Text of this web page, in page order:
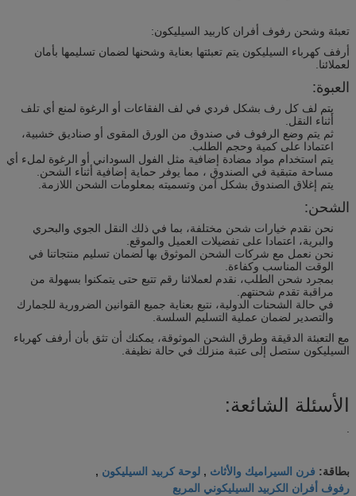
تعبئة وشحن رفوف أفران كاربيد السيليكون:
أرفف كهرباء السيليكون يتم تعبئتها بعناية وشحنها لضمان تسليمها بأمان
لعملائنا.
العبوة:
يتم لف كل رف بشكل فردي في لف الفقاعات أو الرغوة لمنع أي تلف
أثناء النقل.
ثم يتم وضع الرفوف في صندوق من الورق المقوى أو صناديق خشبية،
اعتمادا على كمية وحجم الطلب.
يتم استخدام مواد مضادة إضافية مثل الفول السوداني أو الرغوة لملء أي
مساحة متبقية في الصندوق ، مما يوفر حماية إضافية أثناء الشحن.
يتم إغلاق الصندوق بشكل آمن وتسميته بمعلومات الشحن اللازمة.
الشحن:
نحن نقدم خيارات شحن مختلفة، بما في ذلك النقل الجوي والبحري
والبرية، اعتمادا على تفضيلات العميل والموقع.
نحن نعمل مع شركات الشحن الموثوق بها لضمان تسليم منتجاتنا في
الوقت المناسب وكفاءة.
بمجرد شحن الطلب، نقدم لعملائنا رقم تتبع حتى يتمكنوا بسهولة من
مراقبة تقدم شحنتهم.
في حالة الشحنات الدولية، نتبع بعناية جميع القوانين الضرورية للجمارك
والتصدير لضمان عملية التسليم السلسة.
مع التعبئة الدقيقة وطرق الشحن الموثوقة، يمكنك أن تثق بأن أرفف كهرباء
السيليكون ستصل إلى عتبة منزلك في حالة نظيفة.
الأسئلة الشائعة:
بطاقة: فرن السيراميك والأثاث , لوحة كربيد السيليكون ,
رفوف أفران الكربيد السيليكوني المربع